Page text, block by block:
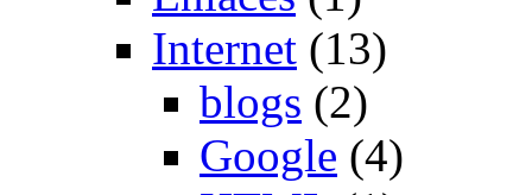
Internet (13)
blogs (2)
Google (4)